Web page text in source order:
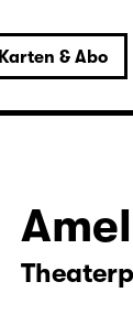
Karten & Abo